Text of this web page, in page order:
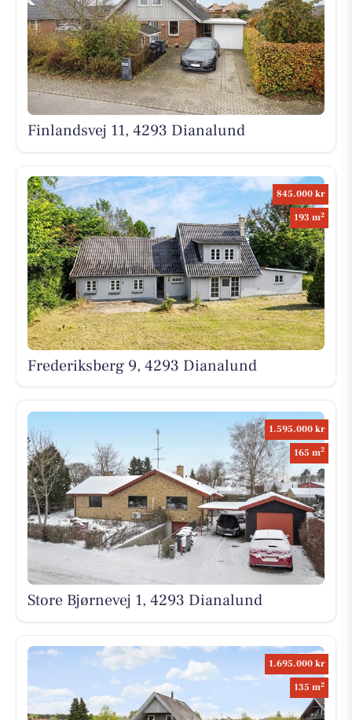
Finlandsvej 11, 4293 Dianalund
845.000 kr
193 m2
Frederiksberg 9, 4293 Dianalund
1.595.000 kr
165 m2
Store Bjørnevej 1, 4293 Dianalund
1.695.000 kr
135 m2